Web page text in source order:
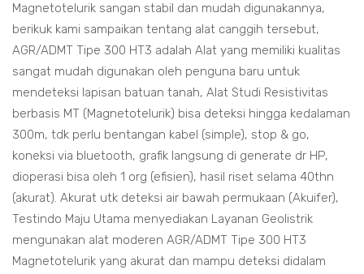
Magnetotelurik sangan stabil dan mudah digunakannya,
berikuk kami sampaikan tentang alat canggih tersebut,
AGR/ADMT Tipe 300 HT3 adalah Alat yang memiliki kualitas
sangat mudah digunakan oleh penguna baru untuk
mendeteksi lapisan batuan tanah, Alat Studi Resistivitas
berbasis MT (Magnetotelurik) bisa deteksi hingga kedalaman
300m, tdk perlu bentangan kabel (simple), stop & go,
koneksi via bluetooth, grafik langsung di generate dr HP,
dioperasi bisa oleh 1 org (efisien), hasil riset selama 40thn
(akurat). Akurat utk deteksi air bawah permukaan (Akuifer),
Testindo Maju Utama menyediakan Layanan Geolistrik
mengunakan alat moderen AGR/ADMT Tipe 300 HT3
Magnetotelurik yang akurat dan mampu deteksi didalam